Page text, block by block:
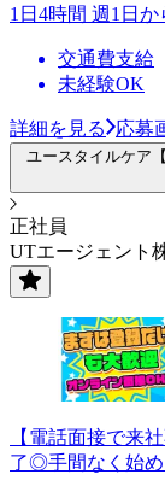
1日4時間 週1日か
交通費支給
未経験OK
詳細を見る 応募
ユースタイルケア
正社員
UTエージェント
【電話面接で来
了◎手間なく始め